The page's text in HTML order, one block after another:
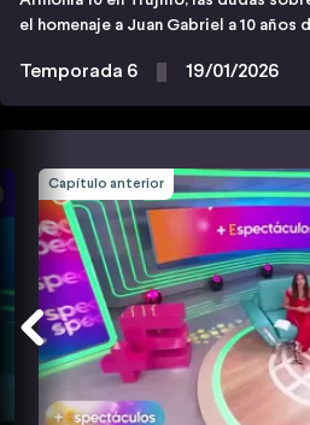
el homenaje a Juan Gabriel a 10 años
Temporada 6 19/01/2026
Capítulo anterior